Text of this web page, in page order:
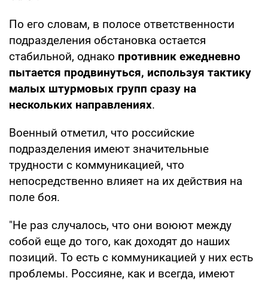
По его словам, в полосе ответственности
подразделения обстановка остается
стабильной, однако противник ежедневно
пытается продвинуться, используя тактику
малых штурмовых групп сразу на
нескольких направлениях.
Военный отметил, что российские
подразделения имеют значительные
трудности с коммуникацией, что
непосредственно влияет на их действия на
поле боя.
"Не раз случалось, что они воюют между
собой еще до того, как доходят до наших
позиций. То есть с коммуникацией у них есть
проблемы. Россияне, как и всегда, имеют